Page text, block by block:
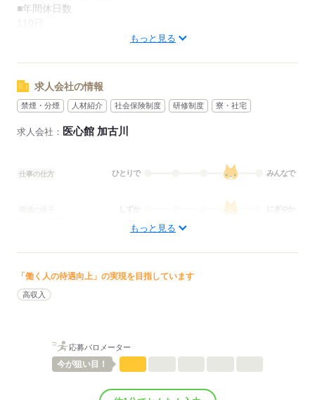
■年間休日数
応募する
もっと見る
求人会社の情報
禁煙・分煙 人材紹介 社会保険制度 研修制度 寮・社宅
求人会社： 医心館 加古川
仕事の仕方 ひとりで みんなで
にぎやか
■賞与備考：なし
■その他手当：
★想定月給：436,800円（夜勤5回分込み
・交通費：上限3万円（バス通勤可）
車通勤の方にはガソリン代を支給
■受動喫煙防止措置：
もっと見る
「働く人の待遇向上」の実現を目指しています
高収入
応募バロメーター
今が狙い目！